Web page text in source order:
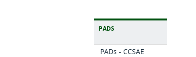
PADS
PADs - CCSAE